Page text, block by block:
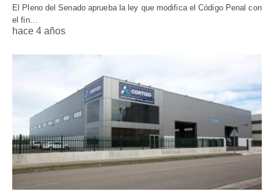
El Pleno del Senado aprueba la ley que modifica el Código Penal con
el fin…
hace 4 años